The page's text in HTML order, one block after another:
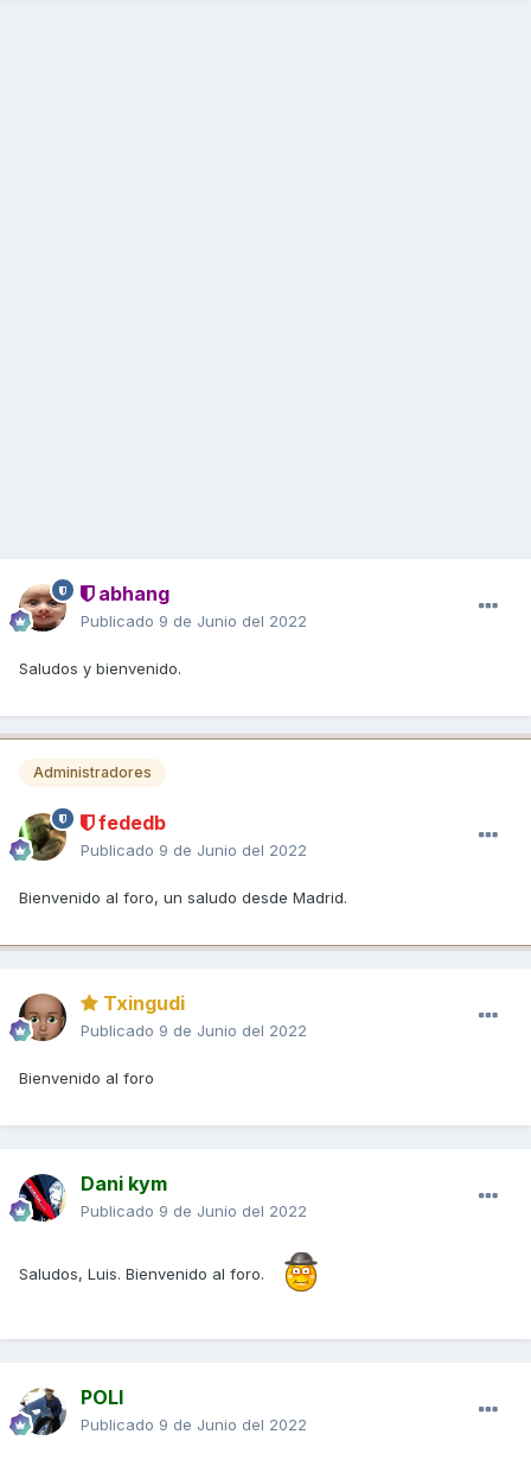
abhang
Publicado 9 de Junio del 2022
Saludos y bienvenido.
Administradores
fededb
Publicado 9 de Junio del 2022
Bienvenido al foro, un saludo desde Madrid.
Txingudi
Publicado 9 de Junio del 2022
Bienvenido al foro
Dani kym
Publicado 9 de Junio del 2022
Saludos, Luis. Bienvenido al foro.
POLI
Publicado 9 de Junio del 2022